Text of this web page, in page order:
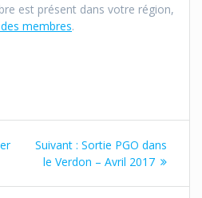
est présent dans votre région,
membres.
Suivant : Article
suivant
Sortie PGO dans
le Verdon – Avril 2017